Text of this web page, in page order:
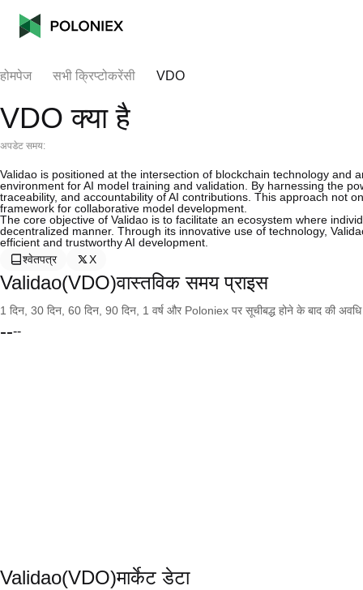
होमपेज सभी क्रिप्टोकरेंसी VDO
VDO क्या है
अपडेट समय:
Validao is positioned at the intersection of blockchain technology and
environment for AI model training and validation. By harnessing the
traceability, and accountability of AI contributions. This approach not
framework for collaborative model development.
The core objective of Validao is to facilitate an ecosystem where
decentralized manner. Through its innovative use of technology,
efficient and trustworthy AI development.
श्वेतपत्र
X
Validao(VDO)वास्तविक समय प्राइस
1 दिन, 30 दिन, 60 दिन, 90 दिन, 1 वर्ष और Poloniex पर सूचीबद्ध होने के बाद की
----
Validao(VDO)मार्केट डेटा